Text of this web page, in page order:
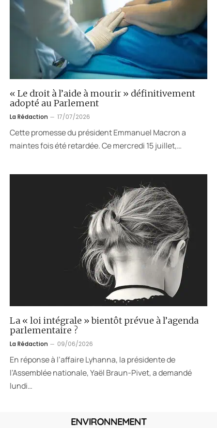
« Le droit à l’aide à mourir » définitivement
adopté au Parlement
La Rédaction 17/07/2026
Cette promesse du président Emmanuel Macron a
maintes fois été retardée. Ce mercredi 15 juillet,…
La « loi intégrale » bientôt prévue à l’agenda
parlementaire ?
La Rédaction 09/06/2026
En réponse à l’affaire Lyhanna, la présidente de
l’Assemblée nationale, Yaël Braun-Pivet, a demandé
lundi…
ENVIRONNEMENT